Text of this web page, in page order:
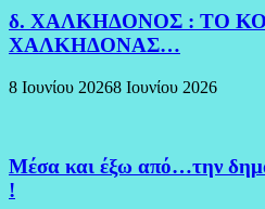
δ. ΧΑΛΚΗΔΟΝΟΣ : ΤΟ
ΧΑΛΚΗΔΟΝΑΣ…
8 Ιουνίου 20268 Ιουνίου 2026
Μέσα και έξω από…την
!